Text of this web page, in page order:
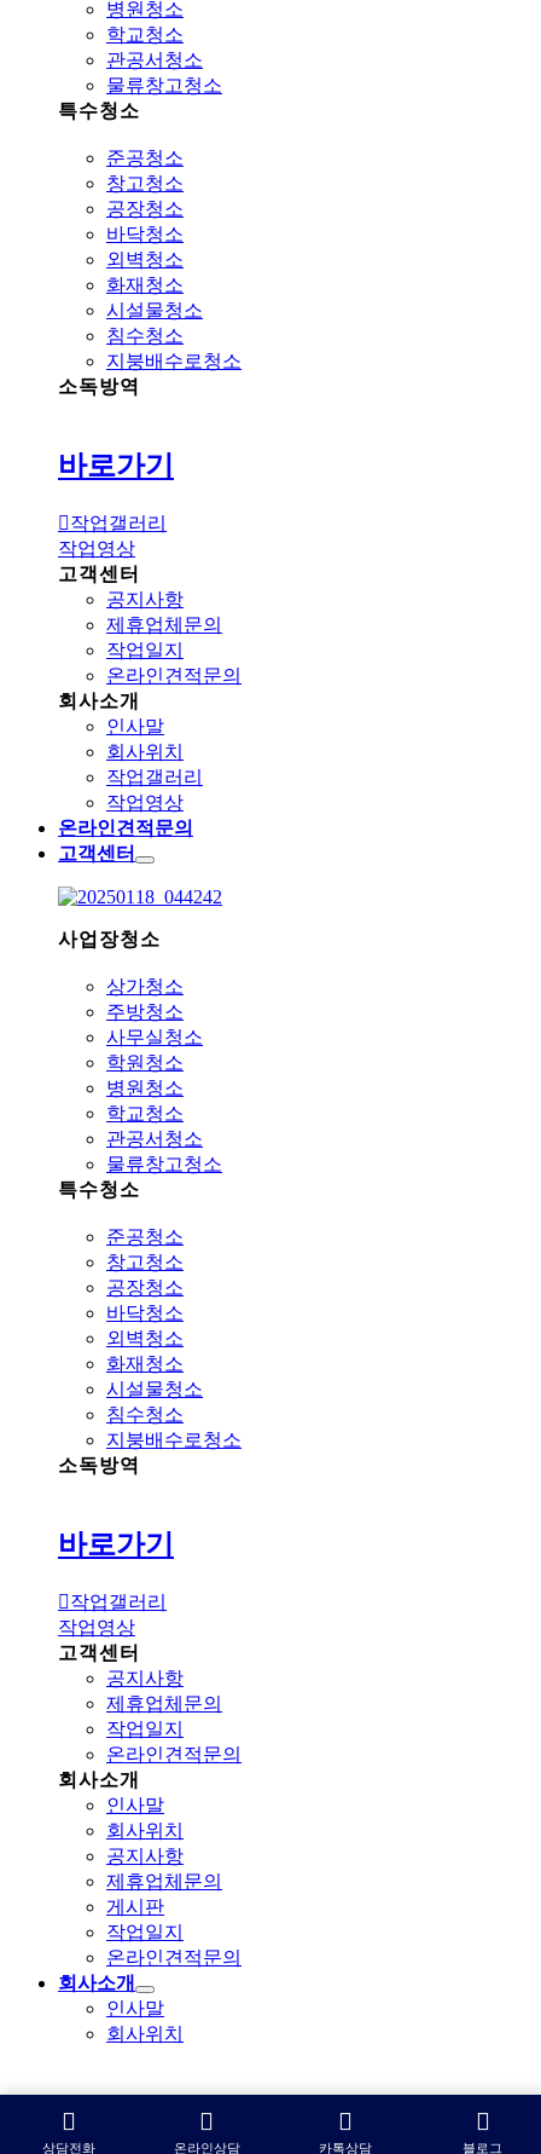
병원청소
학교청소
관공서청소
물류창고청소
특수청소
준공청소
창고청소
공장청소
바닥청소
외벽청소
화재청소
시설물청소
침수청소
지붕배수로청소
소독방역
바로가기
작업갤러리
작업영상
고객센터
공지사항
제휴업체문의
작업일지
온라인견적문의
회사소개
인사말
회사위치
작업갤러리
작업영상
온라인견적문의
고객센터
사업장청소
상가청소
주방청소
사무실청소
학원청소
병원청소
학교청소
관공서청소
물류창고청소
특수청소
준공청소
창고청소
공장청소
바닥청소
외벽청소
화재청소
시설물청소
침수청소
지붕배수로청소
소독방역
바로가기
작업갤러리
작업영상
고객센터
공지사항
제휴업체문의
작업일지
온라인견적문의
회사소개
인사말
회사위치
공지사항
제휴업체문의
게시판
작업일지
온라인견적문의
회사소개
인사말
회사위치
상담전화 온라인상담 카톡상담 블로그